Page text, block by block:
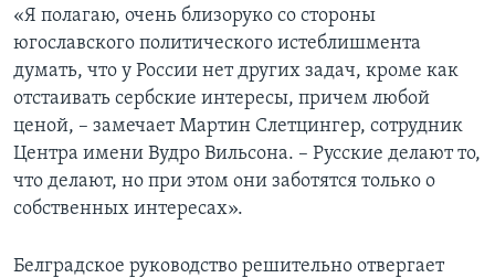
«Я полагаю, очень близоруко со стороны
югославского политического истеблишмента
думать, что у России нет других задач, кроме как
отстаивать сербские интересы, причем любой
ценой, – замечает Мартин Слетцингер, сотрудник
Центра имени Вудро Вильсона. – Русские делают то,
что делают, но при этом они заботятся только о
собственных интересах».
Белградское руководство решительно отвергает